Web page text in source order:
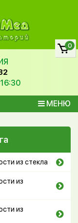
МЕНЮ
0
из стекла
из
из